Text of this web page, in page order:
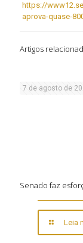
https://
aprova-quase-
Artigos
7 de agosto de
Senado faz
Leia